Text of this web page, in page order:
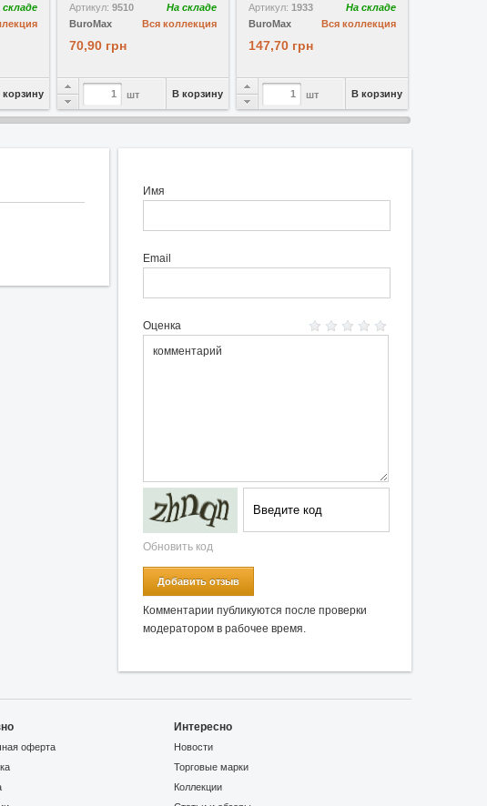
складе
корзину
Артикул: 9510
На складе
Вся коллекция
BuroMax
70,90 грн
шт В корзину
Артикул: 1933
На складе
Вся коллекция
BuroMax
147,70 грн
шт В корзину
Имя
Email
Оценка
Обновить код
Добавить отзыв
Комментарии публикуются после проверки
модератором в рабочее время.
оферта
Интересно
Новости
Торговые марки
Коллекции